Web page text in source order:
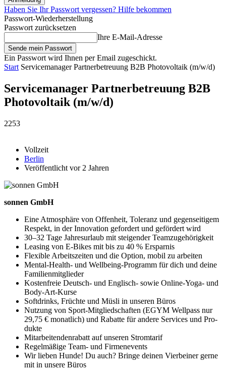
Haben Sie Ihr Passwort vergessen? Hilfe bekommen
Passwort-Wiederherstellung
Passwort zurücksetzen
Ihre E-Mail-Adresse
Ein Passwort wird Ihnen per Email zugeschickt.
Start Servicemanager Partnerbetreuung B2B Photovoltaik (m/w/d)
Servicemanager Partnerbetreuung B2B
Photovoltaik (m/w/d)
2253
Vollzeit
Berlin
Veröffentlicht vor 2 Jahren
sonnen GmbH
Eine Atmosphäre von Offenheit, Toleranz und gegen­seitigem
Respekt, in der Inno­vation gefordert und gefördert wird
30–32 Tage Jahres­urlaub mit steigender Team­zu­ge­hörig­keit
Leasing von E-Bikes mit bis zu 40 % Ersparnis
Flexible Arbeits­zeiten und die Option, mobil zu arbeiten
Mental-Health- und Wellbeing-Programm für dich und deine
Familien­mit­glieder
Kostenfreie Deutsch- und Englisch- sowie Online-Yoga- und
Body-Art-Kurse
Softdrinks, Früchte und Müsli in unseren Büros
Nutzung von Sport-Mit­glied­schaften (EGYM Wellpass nur
29,75 € monatlich) und Rabatte für andere Services und Pro­
dukte
Mitarbeitenden­rabatt auf unseren Strom­tarif
Regelmäßige Team- und Firmen­events
Wir lieben Hunde! Du auch? Bringe deinen Vier­beiner gerne
mit in unsere Büros